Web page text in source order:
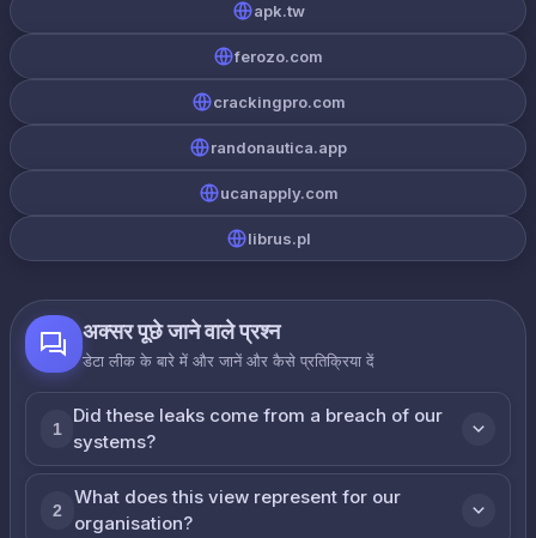
apk.tw
ferozo.com
crackingpro.com
randonautica.app
ucanapply.com
librus.pl
अक्सर पूछे जाने वाले प्रश्न
डेटा लीक के बारे में और जानें और कैसे प्रतिक्रिया दें
1
Did these leaks come from a breach of our
systems?
2
What does this view represent for our
organisation?